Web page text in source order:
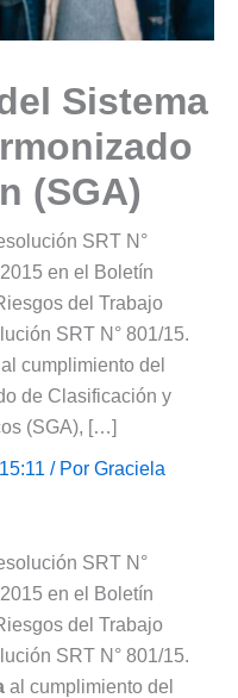
Sistema
(SGA)
SRT N°
en el Boletín
del Trabajo
SRT N° 801/15.
cumplimiento del
de Clasificación y
(SGA), […]
/ Por Graciela
SRT N°
en el Boletín
del Trabajo
SRT N° 801/15.
al cumplimiento del